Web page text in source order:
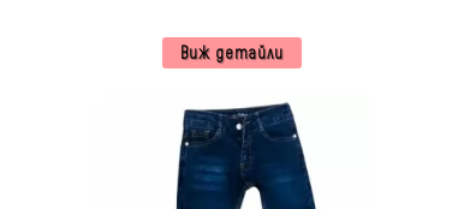
Виж детайли